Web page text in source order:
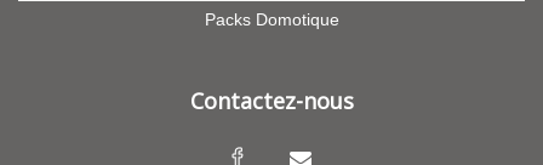
Packs Domotique
Contactez-nous